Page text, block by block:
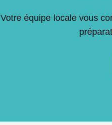
Votre équipe locale vous